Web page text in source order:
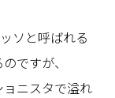
ソと呼ばれる
ですが、
ニスタで溢れ